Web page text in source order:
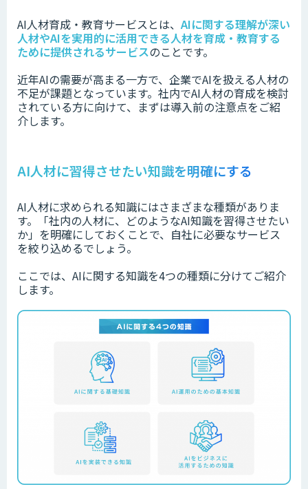
AI人材育成・教育サービスとは、 AIに関する理解が深い
人材やAIを実用的に活用できる人材を育成・教育する
ために提供されるサービスのことです。
近年AIの需要が高まる一方で、企業でAIを扱える人材の
不足が課題となっています。社内でAI人材の育成を検討
されている方に向けて、まずは導入前の注意点をご紹
介します。
AI人材に習得させたい知識を明確にする
AI人材に求められる知識にはさまざまな種類がありま
す。「社内の人材に、どのようなAI知識を習得させたい
か」を明確にしておくことで、自社に必要なサービス
を絞り込めるでしょう。
ここでは、AIに関する知識を4つの種類に分けてご紹介
します。